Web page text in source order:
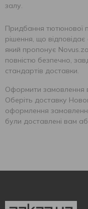
залу.
Придбання тютюнової
рішення, що
який пропонує
повністю безпечно,
стандартів доставки.
Оформити замовлення
Оберіть доставку
оформлення
були доставлені вам